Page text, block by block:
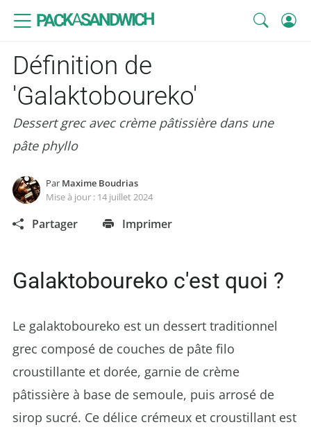
PACKASANDWICH
Définition de
'Galaktoboureko'
Dessert grec avec crème pâtissière dans une
pâte phyllo
Par Maxime Boudrias
Mise à jour : 14 juillet 2024
Partager Imprimer
Galaktoboureko c'est quoi ?
Le galaktoboureko est un dessert traditionnel
grec composé de couches de pâte filo
croustillante et dorée, garnie de crème
pâtissière à base de semoule, puis arrosé de
sirop sucré. Ce délice crémeux et croustillant est